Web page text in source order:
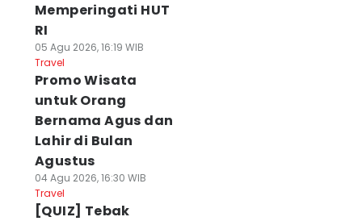
Memperingati HUT
RI
05 Agu 2026, 16:19 WIB
Travel
Promo Wisata
untuk Orang
Bernama Agus dan
Lahir di Bulan
Agustus
04 Agu 2026, 16:30 WIB
Travel
[QUIZ] Tebak